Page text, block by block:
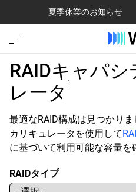
夏季休業のお知らせ
RAIDキャパ
レータ 1
最適なRAID構成は見つかり
カリキュレータを使用して
に基づいて利用可能な容量を
RAIDタイプ